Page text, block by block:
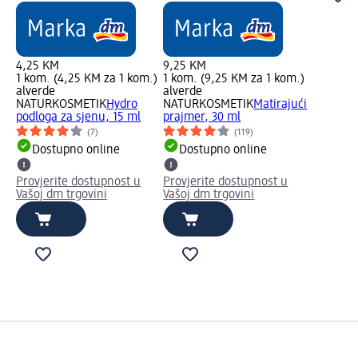
4,25 KM
1 kom. (4,25 KM za 1 kom.)
alverde
NATURKOSMETIKHydro
podloga za sjenu, 15 ml
(7)
Dostupno online
Provjerite dostupnost u
Vašoj dm trgovini
9,25 KM
1 kom. (9,25 KM za 1 kom.)
alverde
NATURKOSMETIKMatirajući
prajmer, 30 ml
(119)
Dostupno online
Provjerite dostupnost u
Vašoj dm trgovini